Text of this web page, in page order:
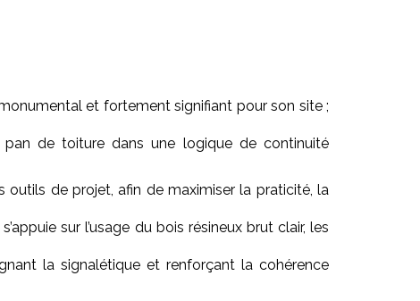
et fortement signifiant pour son site ;
pan de toiture dans une logique de continuité
de projet, afin de maximiser la praticité, la
sur l’usage du bois résineux brut clair, les
la signalétique et renforçant la cohérence